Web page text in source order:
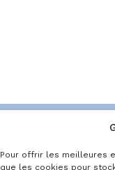
Pour offrir les meilleures
que les cookies pour
Mentions légales